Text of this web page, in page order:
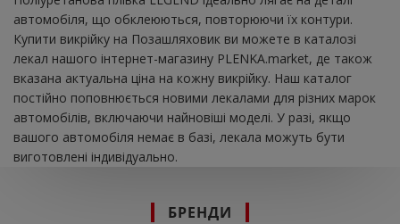
автомобіля, що обклеюються, повторюючи їх контури.
Купити викрійку на Позашляховик ви можете в каталозі
лекал нашого інтернет-магазину PLENKA.market, де також
вказана актуальна ціна на кожну викрійку. Наш каталог
постійно поповнюється новими лекалами для різних марок
автомобілів, включаючи найновіші моделі. У разі, якщо
вашого автомобіля немає в базі, лекала можуть бути
виготовлені індивідуально.
БРЕНДИ